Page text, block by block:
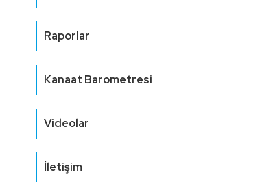
Raporlar
Kanaat Barometresi
Videolar
İletişim